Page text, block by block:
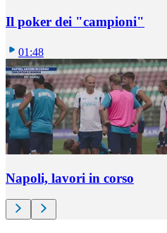
Il poker dei "campioni"
01:48
Napoli, lavori in corso